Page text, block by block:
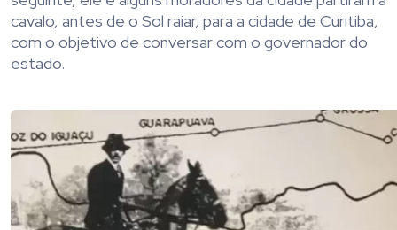
cavalo, antes de o Sol raiar, para a cidade de Curitiba,
com o objetivo de conversar com o governador do
estado.